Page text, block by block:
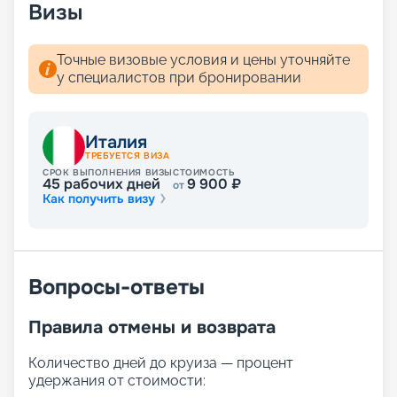
Визы
Точные визовые условия и цены уточняйте
у специалистов при бронировании
Италия
ТРЕБУЕТСЯ ВИЗА
СРОК ВЫПОЛНЕНИЯ ВИЗЫ
45 рабочих дней
СТОИМОСТЬ
от9 900 ₽
Как получить визу
Вопросы-ответы
Правила отмены и возврата
Количество дней до круиза — процент
удержания от стоимости: